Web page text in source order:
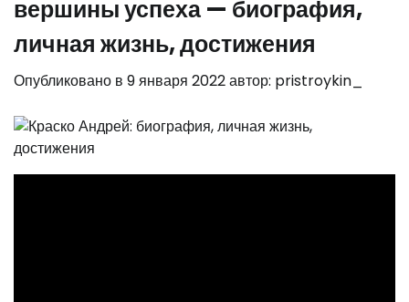
вершины успеха — биография,
личная жизнь, достижения
Опубликовано в 9 января 2022автор: pristroykin_